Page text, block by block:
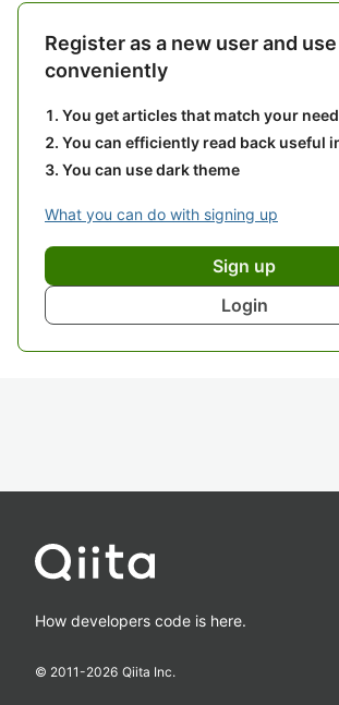
Register as a new user and
conveniently
You get articles that match your
You can efficiently read back useful
You can use dark theme
What you can do with signing up
Sign up
Login
How developers code is here.
© 2011-2026 Qiita Inc.